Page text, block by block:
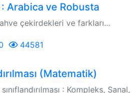
Arabica ve Robusta
çekirdekleri ve farkları...
44581
(Matematik)
: Kompleks, Sanal,